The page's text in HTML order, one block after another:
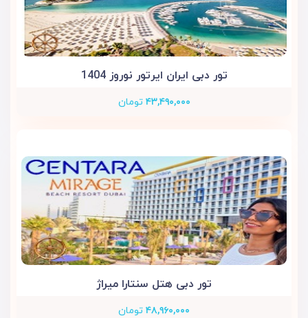
تور دبی ایران ایرتور نوروز 1404
۴۳,۴۹۰,۰۰۰ تومان
تور دبی هتل سنتارا میراژ
۴۸,۹۶۰,۰۰۰ تومان